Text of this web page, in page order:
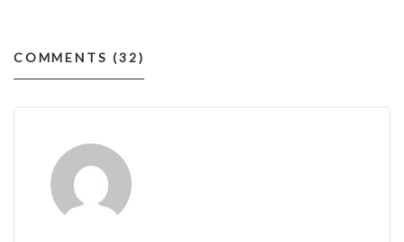
COMMENTS (32)